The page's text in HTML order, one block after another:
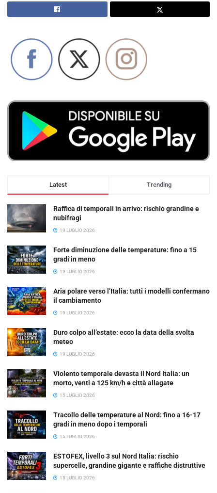
Latest Trending
Raffica di temporali in arrivo: rischio grandine e
nubifragi
19 LUGLIO 2026
Forte diminuzione delle temperature: fino a 15
gradi in meno
19 LUGLIO 2026
Aria polare verso l’Italia: tutti i modelli confermano
il cambiamento
19 LUGLIO 2026
Duro colpo all’estate: ecco la data della svolta
meteo
19 LUGLIO 2026
Violento temporale devasta il Nord Italia: un
morto, venti a 125 km/h e città allagate
15 LUGLIO 2026
Tracollo delle temperature al Nord: fino a 16-17
gradi in meno dopo i temporali
15 LUGLIO 2026
ESTOFEX, livello 3 sul Nord Italia: rischio
supercelle, grandine gigante e raffiche distruttive
15 LUGLIO 2026